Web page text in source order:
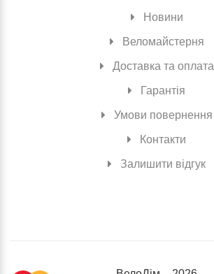
Новини
Веломайстерня
Доставка та оплата
Гарантія
Умови повернення
Контакти
Залишити відгук